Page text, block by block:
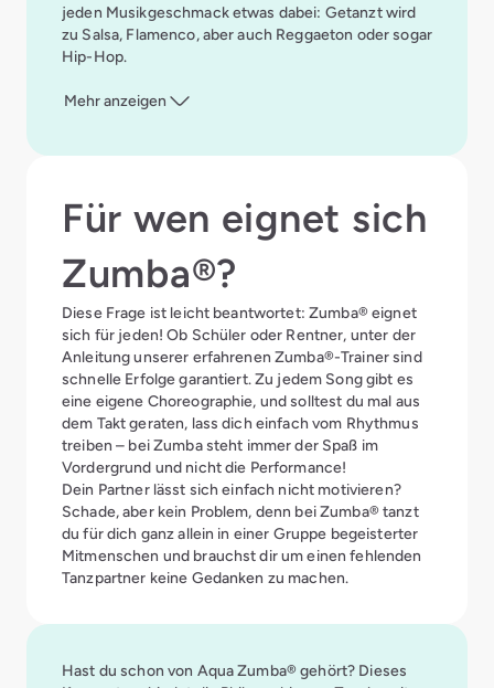
jeden Musikgeschmack etwas dabei: Getanzt wird
zu Salsa, Flamenco, aber auch Reggaeton oder sogar
Hip-Hop.
Mehr anzeigen
Für wen eignet sich
Zumba®?
Diese Frage ist leicht beantwortet: Zumba® eignet
sich für jeden! Ob Schüler oder Rentner, unter der
Anleitung unserer erfahrenen Zumba®-Trainer sind
schnelle Erfolge garantiert. Zu jedem Song gibt es
eine eigene Choreographie, und solltest du mal aus
dem Takt geraten, lass dich einfach vom Rhythmus
treiben – bei Zumba steht immer der Spaß im
Vordergrund und nicht die Performance!
Dein Partner lässt sich einfach nicht motivieren?
Schade, aber kein Problem, denn bei Zumba® tanzt
du für dich ganz allein in einer Gruppe begeisterter
Mitmenschen und brauchst dir um einen fehlenden
Tanzpartner keine Gedanken zu machen.
Hast du schon von Aqua Zumba® gehört? Dieses